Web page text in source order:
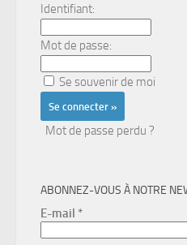
Identifiant:
Mot de passe:
Se souvenir de moi
Mot de passe perdu ?
ABONNEZ-VOUS À NOTRE
E-mail *